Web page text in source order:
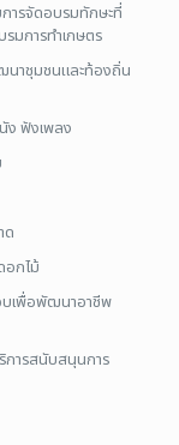
การจัดอบรมทักษะที่
มการทำเกษตร
นาชุมชนและท้องถิ่น
ง ฟังเพลง
ด
อกไม้
บเพื่อพัฒนาอาชีพ
การสนับสนุนการ